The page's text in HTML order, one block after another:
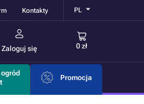
Kontakty PL
Zaloguj się 0 zł
ogród
Promocja